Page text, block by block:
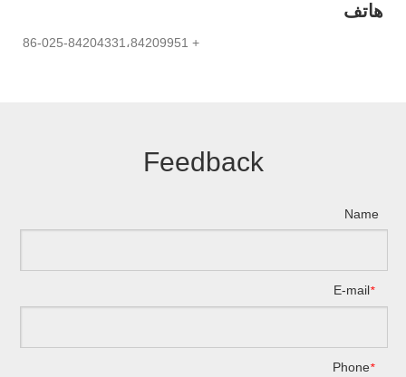
هاتف
+ 86-025-84204331،84209951
Feedback
Name
*
E-mail
*
Phone